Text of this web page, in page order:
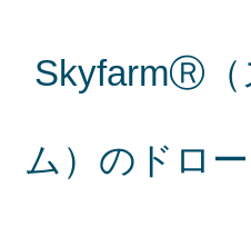
SkyfarmⓇ（
ム）のドロ